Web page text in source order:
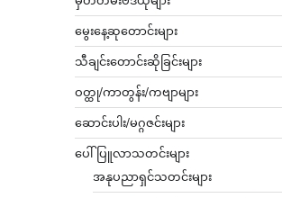
မွေးနေ့ဆုတောင်းများ
သီချင်းတောင်းဆိုခြင်းများ
ဝတ္ထု/ကာတွန်း/ကဗျာများ
ဆောင်းပါး/မဂ္ဂဇင်းများ
ပေါ်ပြူလာသတင်းများ
အနုပညာရှင်သတင်းများ